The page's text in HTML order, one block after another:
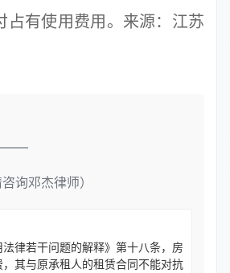
占有使用费用。来源：江苏
询邓杰律师）
律若干问题的解释》第十八条，房
其与原承租人的租赁合同不能对抗